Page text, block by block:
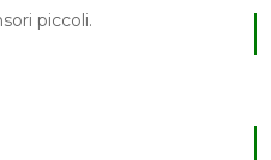
piccoli.